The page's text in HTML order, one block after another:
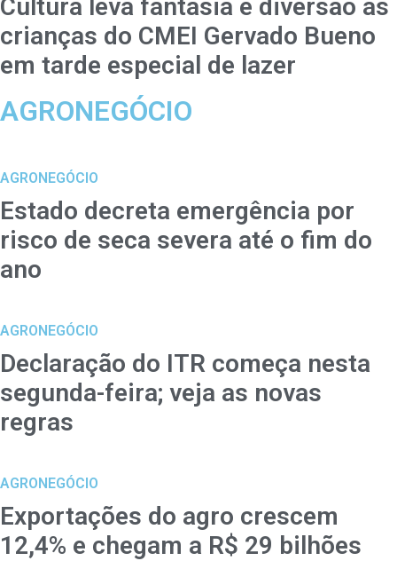
Cultura leva fantasia e diversão às
crianças do CMEI Gervado Bueno
em tarde especial de lazer
AGRONEGÓCIO
AGRONEGÓCIO
Estado decreta emergência por
risco de seca severa até o fim do
ano
AGRONEGÓCIO
Declaração do ITR começa nesta
segunda-feira; veja as novas
regras
AGRONEGÓCIO
Exportações do agro crescem
12,4% e chegam a R$ 29 bilhões